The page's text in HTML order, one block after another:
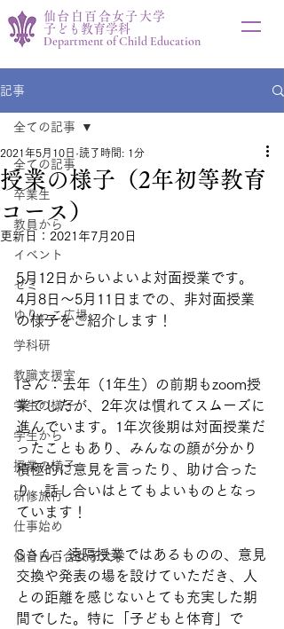
仙台白百合女子大学
子ども教育学科
Department of Child Education
記事
全ての記事
卒業生
教員から
イベント
ゼミ
ゆりっこ広場
学科研
教職支援室
学生の様子
学生から
授業の様子
研修旅行
仕事始め
仙台白百合女子大学
全ての記事
授業の様子（2年初等教育
コース）
2021年5月10日 読了時間: 1分
更新日： 2021年7月20日
5月12日からいよいよ対面授業です。
4月8日～5月11日までの、非対面授業
の様子をご紹介します！
Iさん：去年（1年生）の前期もzoom授
業でしたが、2年次は慣れてスムーズに
進んでいます。1年次後期は対面授業だ
ったこともあり、みんなの顔が分かり
積極的に意見を言ったり、助け合った
り、話し合いはとてもよいものとなっ
ています！
Sさん：遠隔授業ではあるものの、意見
交換や発表の場を設けていただき、人
との距離を感じないとても充実した期
間でした。特に「子どもと体育」で